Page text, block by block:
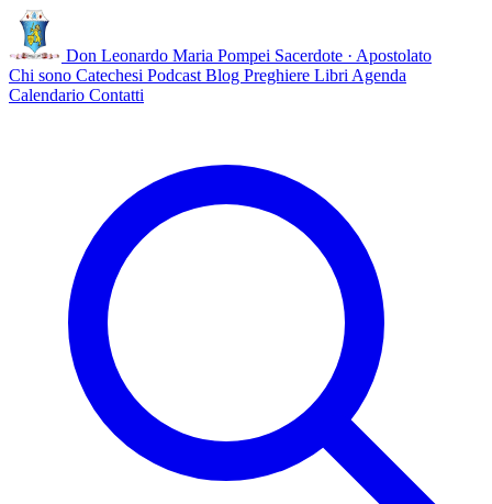
Don Leonardo Maria Pompei Sacerdote · Apostolato
Chi sono Catechesi Podcast Blog Preghiere Libri Agenda
Calendario Contatti